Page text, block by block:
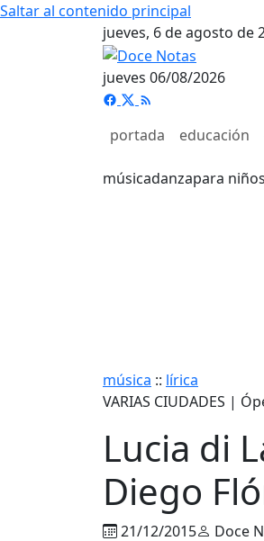
Saltar al contenido principal
jueves, 6 de agosto de
jueves 06/08/2026
portada educación
músicadanzapara niños
música :: lírica
VARIAS CIUDADES |
Lucia di
Diego
21/12/2015 Doce